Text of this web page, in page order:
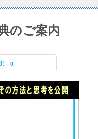
のご案内
0